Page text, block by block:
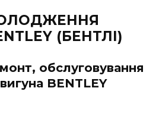
(БЕНТЛІ)
обслуговування
BENTLEY